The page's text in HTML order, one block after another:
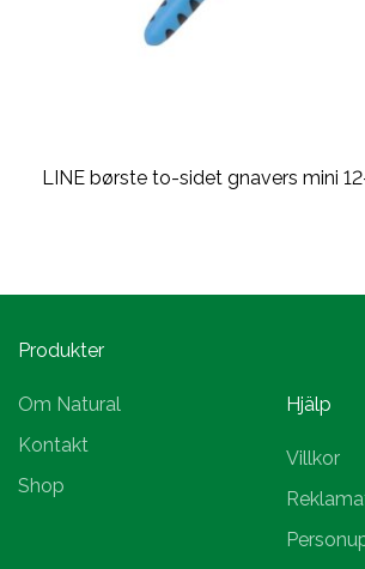
LINE børste to-sidet gnavers mini
Produkter
Om Natural
Kontakt
Shop
Hjälp
Villkor